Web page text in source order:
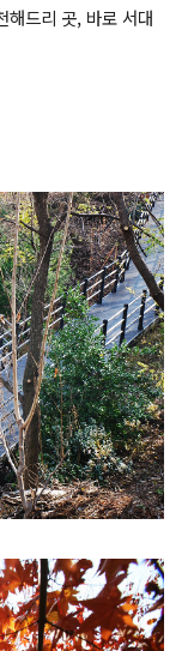
드리 곳, 바로 서대